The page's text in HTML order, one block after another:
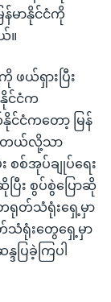
န်မာနိုင်ငံကို
။
ဖယ်ရှားပြီး
င်ငံက
င်ငံကတော့ မြန်
းတယ်လို့သာ
စစ်အုပ်ချုပ်ရေး
စွပ်စွဲပြောဆို
ရုတ်သံရုံးရှေ့မှာ
သံရုံးတွေရှေ့မှာ
ပြခဲ့ကြပါ